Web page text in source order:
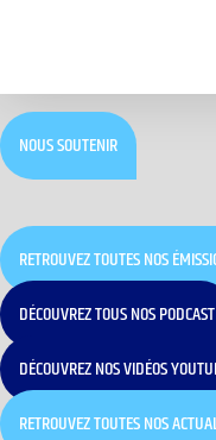
NOUS SOUTENIR
RETROUVEZ TOUTES NOS
DÉCOUVREZ TOUS NOS PODCAST
DÉCOUVREZ NOS VIDÉOS
RETROUVEZ TOUTES NOS